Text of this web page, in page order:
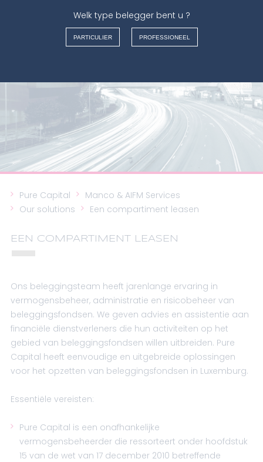
MANCO & AIFM SERVICES
ENGLISH
ITALIANO
Pure Capital
Manco & AIFM Services
Our solutions
Een compartiment leasen
EEN COMPARTIMENT LEASEN
Ons beleggingsteam heeft jarenlange ervaring in
vermogensbeheer, administratie en risicobeheer van
beleggingsfondsen. We geven advies en assistentie aan
financiële dienstverleners die hun activiteiten op het
gebied van beleggingsfondsen willen uitbreiden. Pure
Capital heeft eenvoudige en uitgebreide oplossingen
voor het opzetten van beleggingsfondsen in Luxemburg.
Essentiële vereisten:
Pure Capital is een onafhankelijke
vermogensbeheerder die ressorteert onder hoofdstuk
15 van de wet van 17 december 2010 betreffende
Welk type belegger bent u ?
PARTICULIER PROFESSIONEEL